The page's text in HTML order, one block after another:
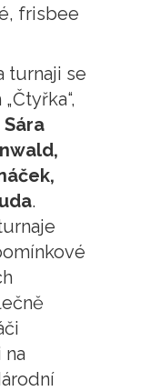
frisbee
turnaji se
Sára
.
na